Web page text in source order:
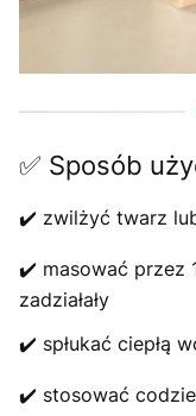
✅ Sposób
✔️ zwilżyć twarz lub
✔️ masować przez
zadziałały
✔️ spłukać ciepłą
✔️ stosować